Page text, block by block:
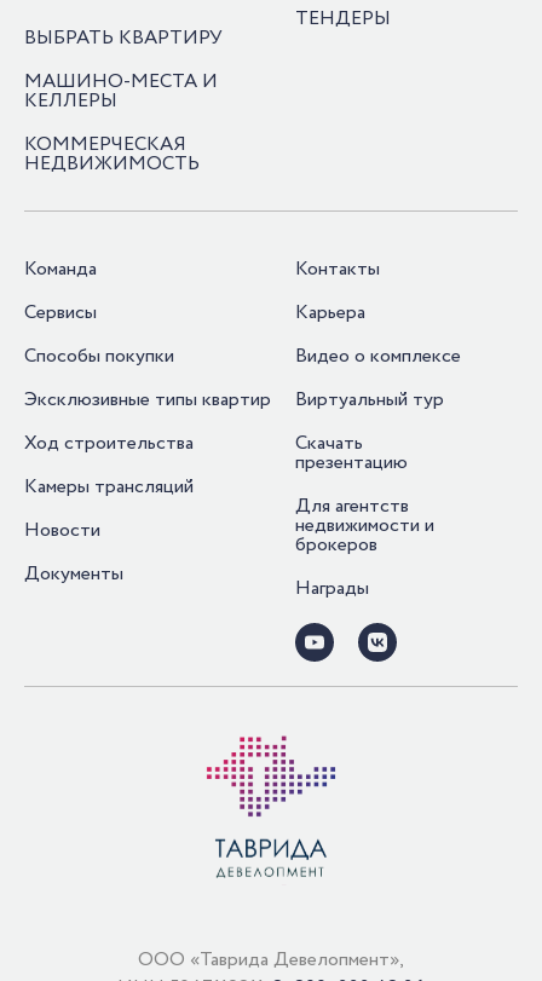
ВЫБРАТЬ КВАРТИРУ
МАШИНО-МЕСТА И
КЕЛЛЕРЫ
КОММЕРЧЕСКАЯ
НЕДВИЖИМОСТЬ
ТЕНДЕРЫ
Команда
Сервисы
Способы покупки
Эксклюзивные типы квартир
Ход строительства
Камеры трансляций
Новости
Документы
Контакты
Карьера
Видео о комплексе
Виртуальный тур
Скачать
презентацию
Для агентств
недвижимости и
брокеров
Награды
ООО «Таврида Девелопмент»,